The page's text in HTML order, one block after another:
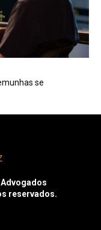
se
reservados.